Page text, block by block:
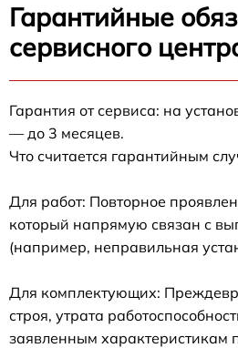
Гарантийные
сервисного
Гарантия от сервиса: на
— до 3 месяцев.
Что считается гарантийным
Для работ: Повторное
который напрямую связан с
(например, неправильная
Для комплектующих:
строя, утрата
заявленным характеристикам